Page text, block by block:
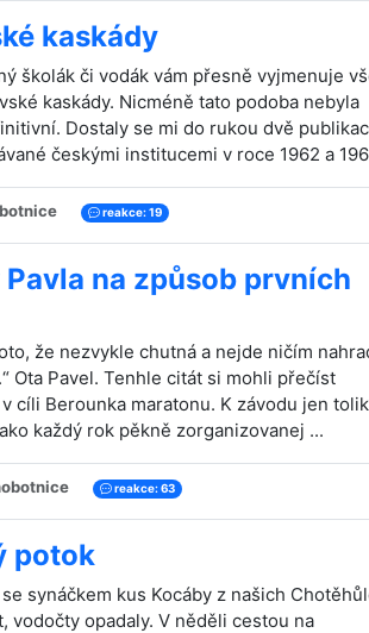
kaskády
školák či vodák vám přesně vyjmenuje
kaskády. Nicméně tato podoba nebyla
Dostaly se mi do rukou dvě
českými institucemi v roce 1962 a
reakce: 19
na způsob prvních
že nezvykle chutná a nejde ničím
Ota Pavel. Tenhle citát si mohli přečíst
cíli Berounka maratonu. K závodu jen
každý rok pěkně zorganizovanej ...
reakce: 63
potok
synáčkem kus Kocáby z našich
vodočty opadaly. V něděli cestou na